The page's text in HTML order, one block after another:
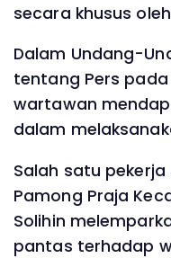
secara khusus
Dalam Undang-
tentang Pers pada
wartawan
dalam
Salah satu
Pamong Praja
Solihin
pantas terhadap